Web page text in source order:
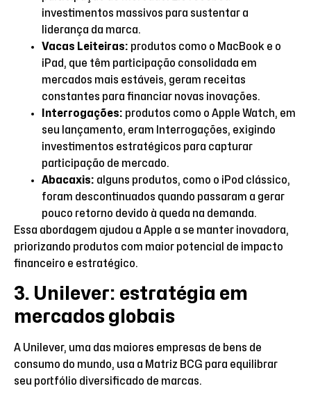
investimentos massivos para sustentar a
liderança da marca.
Vacas Leiteiras: produtos como o MacBook e o
iPad, que têm participação consolidada em
mercados mais estáveis, geram receitas
constantes para financiar novas inovações.
Interrogações: produtos como o Apple Watch, em
seu lançamento, eram Interrogações, exigindo
investimentos estratégicos para capturar
participação de mercado.
Abacaxis: alguns produtos, como o iPod clássico,
foram descontinuados quando passaram a gerar
pouco retorno devido à queda na demanda.
Essa abordagem ajudou a Apple a se manter inovadora,
priorizando produtos com maior potencial de impacto
financeiro e estratégico.
3. Unilever: estratégia em
mercados globais
A Unilever, uma das maiores empresas de bens de
consumo do mundo, usa a Matriz BCG para equilibrar
seu portfólio diversificado de marcas.